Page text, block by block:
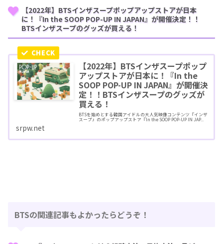
【2022年】BTSインザスープポップアップストアが日本
に！『In the SOOP POP-UP IN JAPAN』が開催決定！！
BTSインザスープのグッズが買える！
【2022年】BTSインザスープポップ
アップストアが日本に！『In the
SOOP POP-UP IN JAPAN』が開催決
定！！BTSインザスープのグッズが
買える！
BTSを始めとする韓国アイドルの大人気映像コンテンツ『インザ
スープ』のポップアップストア『In the SOOP POP-UP IN JAP...
srpw.net
BTSの関連記事もよかったらどうぞ！